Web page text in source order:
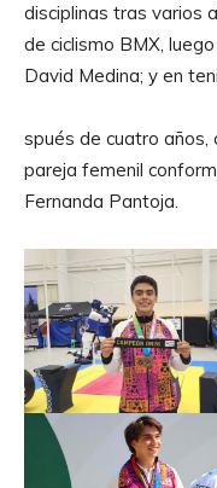
disciplinas tras varios
de ciclismo BMX,
David Medina; y en
spués de cuatro años,
pareja femenil
Fernanda Pantoja.